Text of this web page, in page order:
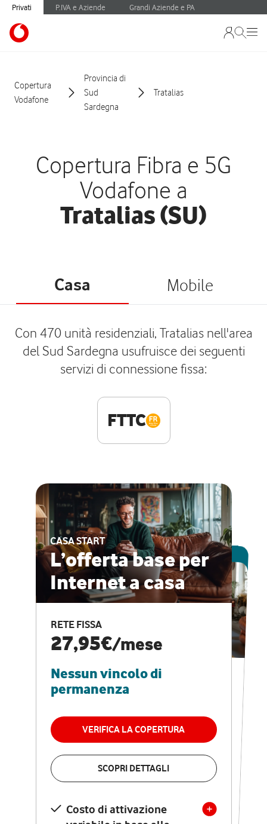
Privati P.IVA e Aziende Grandi Aziende e PA
Copertura
Vodafone
Provincia di
Sud
Sardegna
Tratalias
Copertura Fibra e 5G
Vodafone a
Tratalias (SU)
Casa Mobile
Con 470 unità residenziali, Tratalias nell'area
del Sud Sardegna usufruisce dei seguenti
servizi di connessione fissa:
FTTC
CASA START
L’offerta base per
Internet a casa
RETE FISSA
27,95€/mese
Nessun vincolo di
permanenza
VERIFICA LA COPERTURA
SCOPRI DETTAGLI
Costo di attivazione
ESCLUSIVA ONLINE
CASA PRO
Internet veloce e
vantaggi speciali
RETE FISSA + VODAFONE CLUB
29,95€
permanenza
VERIFICA LA COPERTURA
Costo di attivazione
variabile in base alla